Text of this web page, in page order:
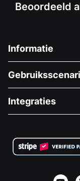
Beoordeeld
Informatie
Over Ons
Vacatures
Privacy
Affiliate
Medische
Goede Doelen
Integraties
Wix Donatie Plugin
Webflow Donatie